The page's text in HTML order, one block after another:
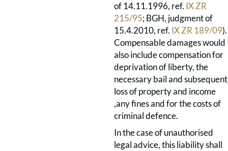
of 14.11.1996, ref. IX ZR
215/95; BGH, judgment of
15.4.2010, ref. IX ZR 189/09).
Compensable damages would
also include compensation for
deprivation of liberty, the
necessary bail and subsequent
loss of property and income
,any fines and for the costs of
criminal defence.
In the case of unauthorised
legal advice, this liability shall